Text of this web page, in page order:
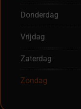
Donderdag
Vrijdag
Zaterdag
Zondag